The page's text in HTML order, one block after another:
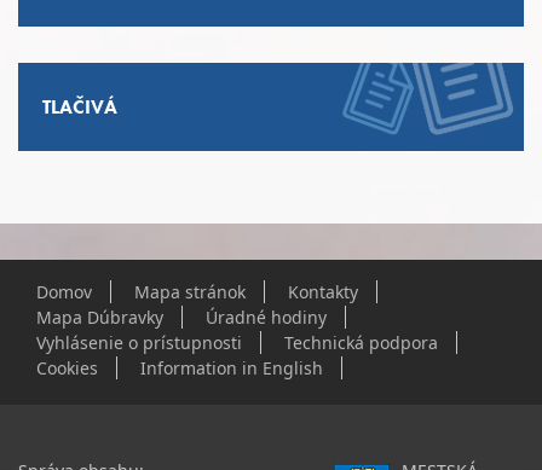
TLAČIVÁ
Domov Mapa stránok
Kontakty
Mapa Dúbravky
Úradné hodiny
Vyhlásenie o prístupnosti
Technická podpora
Cookies
Information in English